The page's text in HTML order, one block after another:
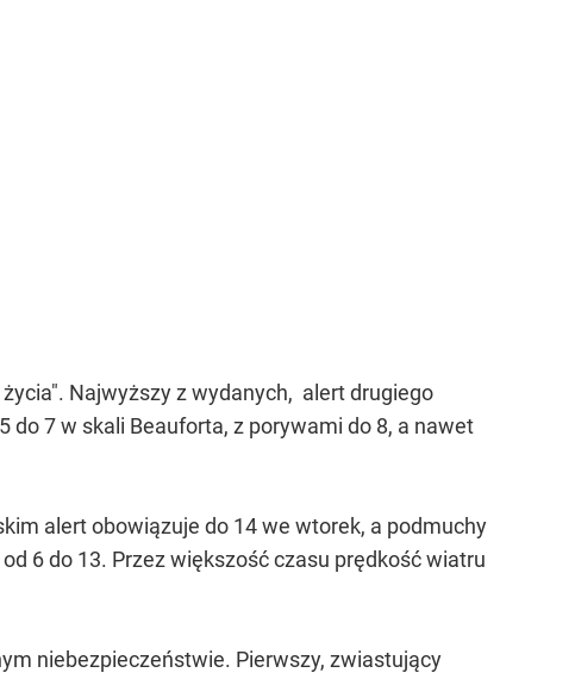
Najwyższy z wydanych, alert drugiego
7 w skali Beauforta, z porywami do 8, a nawet
alert obowiązuje do 14 we wtorek, a podmuchy
6 do 13. Przez większość czasu prędkość wiatru
niebezpieczeństwie. Pierwszy, zwiastujący